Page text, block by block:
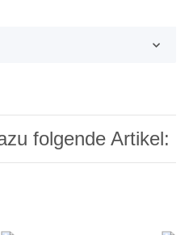
folgende Artikel: